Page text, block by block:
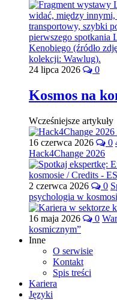
24 lipca 2026 0
Kosmos na
Wcześniejsze artykuły
16 czerwca 2026 0
Hack4Change 2026
2 czerwca 2026 0
psychologia w
16 maja 2026 0
kosmicznym”
Inne
O serwisie
Kontakt
Spis treści
Kariera
Języki